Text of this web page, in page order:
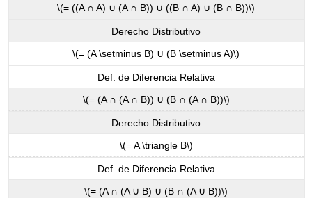
\(= ((A ∩ A) ∪ (A ∩ B)) ∪ ((B ∩ A) ∪ (B ∩ B))\)
Derecho Distributivo
\(= (A \setminus B) ∪ (B \setminus A)\)
Def. de Diferencia Relativa
\(= (A ∩ (A ∩ B)) ∪ (B ∩ (A ∩ B))\)
Derecho Distributivo
\(= A \triangle B\)
Def. de Diferencia Relativa
\(= (A ∩ (A ∪ B) ∪ (B ∩ (A ∪ B))\)